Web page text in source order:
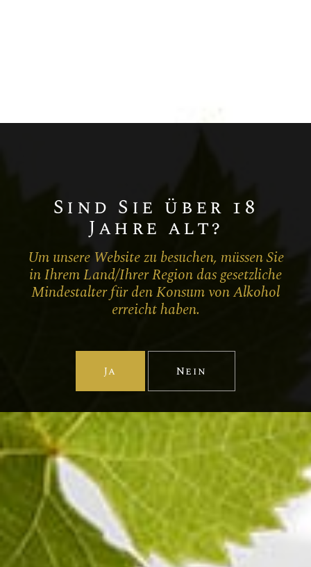
Sind Sie über 18
Jahre alt?
Um unsere Website zu besuchen, müssen Sie
in Ihrem Land/Ihrer Region das gesetzliche
Mindestalter für den Konsum von Alkohol
erreicht haben.
Ja Nein
100% Pinot Noir
Champagne ROSÉ